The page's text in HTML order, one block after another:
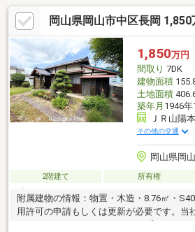
市ガス■ごみステーションの持分も本物件
番１４４番２９、地籍６．０５㎡持分２５
が異なる場合は現況を優先します。※間取
る場合があります。※写真内の自転車等は
岡山県岡山市中区長岡 1,850
1,850万円
間取り 7DK
建物面積
土地面積
築年月 1946
ＪＲ山陽
その他の交通
岡山県岡
2階建て 所有権
附属建物の情報：物置・木造・8.76㎡・
用許可の申請もしくは更新が必要です。当